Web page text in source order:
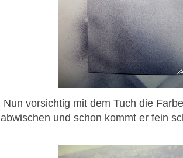
Nun vorsichtig mit dem Tuch die
abwischen und schon kommt er fein